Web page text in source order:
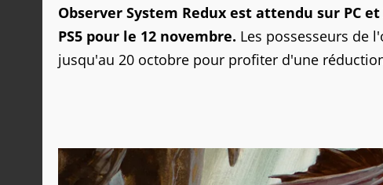
Observer System Redux est attendu sur PC
PS5 pour le 12 novembre. Les possesseurs de
jusqu'au 20 octobre pour profiter d'une